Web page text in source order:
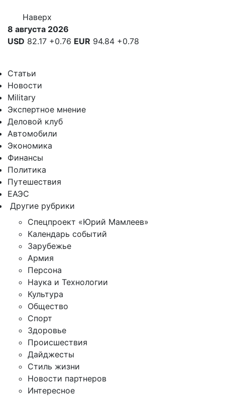
Наверх
8 августа 2026
USD 82.17 +0.76 EUR 94.84 +0.78
Статьи
Новости
Military
Экспертное мнение
Деловой клуб
Автомобили
Экономика
Финансы
Политика
Путешествия
ЕАЭС
Другие рубрики
Спецпроект «Юрий Мамлеев»
Календарь событий
Зарубежье
Армия
Персона
Наука и Технологии
Культура
Общество
Спорт
Здоровье
Происшествия
Дайджесты
Стиль жизни
Новости партнеров
Интересное